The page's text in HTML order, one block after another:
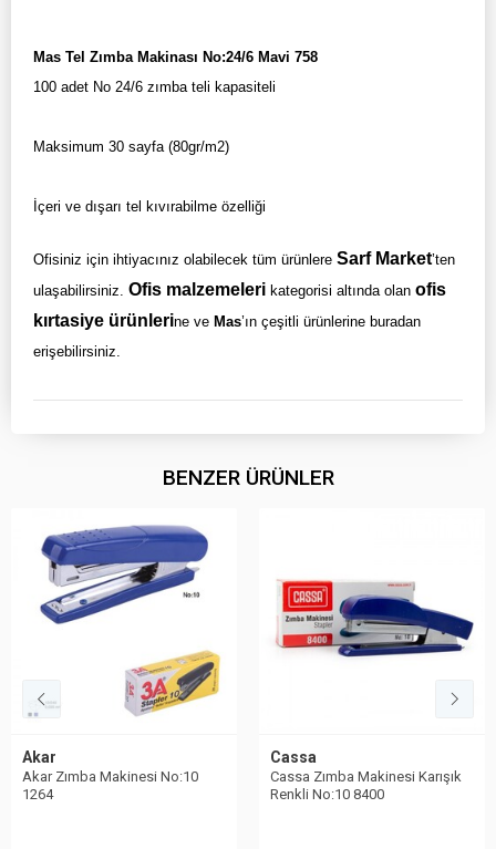
Mas Tel Zımba Makinası No:24/6 Mavi 758
100 adet No 24/6 zımba teli kapasiteli
Maksimum 30 sayfa (80gr/m2)
İçeri ve dışarı tel kıvırabilme özelliği
Ofisiniz için ihtiyacınız olabilecek tüm ürünlere Sarf Market’ten
ulaşabilirsiniz. Ofis malzemeleri kategorisi altında olan ofis
kırtasiye ürünlerine ve Mas’ın çeşitli ürünlerine buradan
erişebilirsiniz.
BENZER ÜRÜNLER
Akar
Akar Zımba Makinesi No:10
1264
Cassa
Cassa Zımba Makinesi Karışık
Renkli No:10 8400